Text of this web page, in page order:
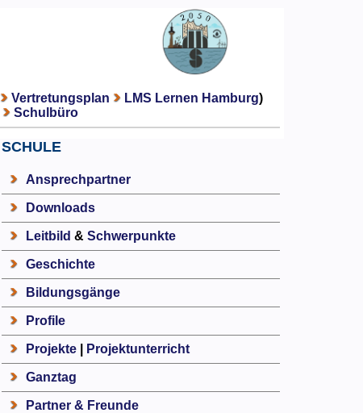
Vertretungsplan LMS Lernen Hamburg)
Schulbüro
SCHULE
Ansprechpartner
Downloads
Leitbild & Schwerpunkte
Geschichte
Bildungsgänge
Profile
Projekte| Projektunterricht
Ganztag
Partner & Freunde